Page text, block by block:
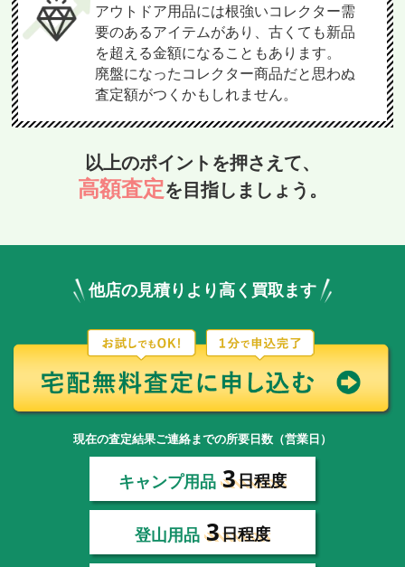
アウトドア用品には根強いコレクター需
要のあるアイテムがあり、古くても新品
を超える金額になることもあります。
廃盤になったコレクター商品だと思わぬ
査定額がつくかもしれません。
以上のポイントを押さえて、
高額査定を目指しましょう。
他店の見積りより高く買取ます
現在の査定結果ご連絡までの所要日数（営業日）
キャンプ用品 3日程度
登山用品 3日程度